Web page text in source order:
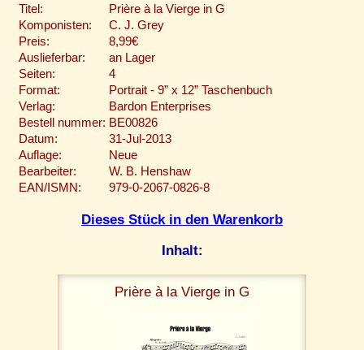
Titel:
Prière à la Vierge in G
Komponisten:
C. J. Grey
Preis:
8,99€
Auslieferbar:
an Lager
Seiten:
4
Format:
Portrait - 9” x 12” Taschenbuch
Verlag:
Bardon Enterprises
Bestell nummer: BE00826
Datum:
31-Jul-2013
Auflage:
Neue
Bearbeiter:
W. B. Henshaw
EAN/ISMN:
979-0-2067-0826-8
Dieses Stück in den Warenkorb
Inhalt:
Prière à la Vierge in G